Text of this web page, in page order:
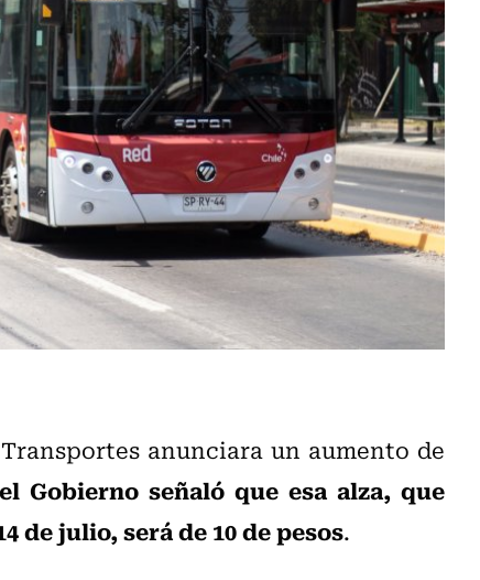
anunciara un aumento de
el Gobierno señaló que esa alza, que
de julio, será de 10 de pesos.